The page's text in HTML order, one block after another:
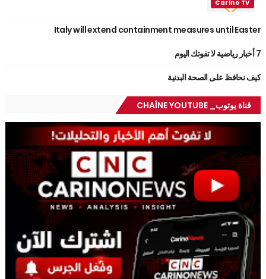
Italy will extend containment measures until Easter
7 أخبار رياضية لا تفوتك اليوم
كيف نحافظ على الصحة البدنية
قناة يوتوب_ CHAÎNE YOUTUBE